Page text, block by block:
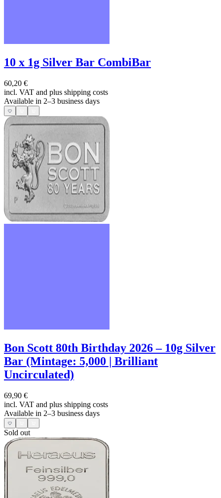
10 x 1g Silver Bar CombiBar
60,20 €
incl. VAT and plus shipping costs
Available in 2–3 business days
Bon Scott 80th Birthday 2026 – 10g Silver
Bar (Mintage: 5,000 | Brilliant
Uncirculated)
69,90 €
incl. VAT and plus shipping costs
Available in 2–3 business days
Sold out